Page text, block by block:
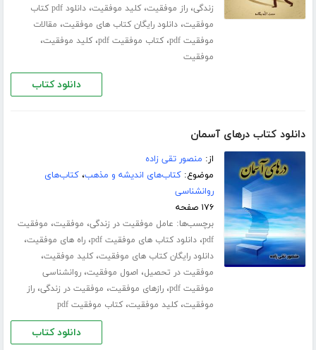
زندگی،راز موفقیت،کلید موفقیت،
دانلود pdf کتاب
موفقیت،دانلود رایگان کتاب های موفقیت، مقالات
موفقیت pdf
،کتاب موفقیت pdf ،کلید موفقیت،
موفقیت
دانلود کتاب
دانلود کتاب درهای آسمان
از: منصور تقی زاده
موضوع:کتاب‌های اندیشه و مذهب،کتاب‌های
روانشناسی
۱۷۶ صفحه
برچسب‌ها: عامل موفقیت در زندگی، موفقیت، موفقیت
pdf،دانلود کتاب های موفقیت pdf ،راه های موفقیت،
دانلود رایگان کتاب های موفقیت،کلید موفقیت،
موفقیت در تحصیل، اصول موفقیت،روانشناسی
موفقیت pdf
،رازهای موفقیت، موفقیت در زندگی،راز
موفقیت،کلید موفقیت،کتاب موفقیت pdf
دانلود کتاب